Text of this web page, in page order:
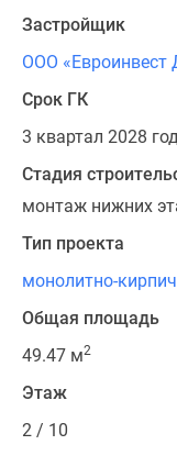
Застройщик
ООО «Евроинвест
Срок ГК
3 квартал 2028
Стадия
монтаж нижних
Тип проекта
монолитно-
Общая площадь
49.47 м2
Этаж
2 / 10